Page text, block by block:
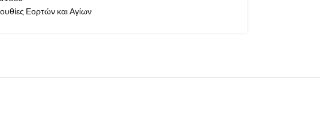
Εορτών και Αγίων